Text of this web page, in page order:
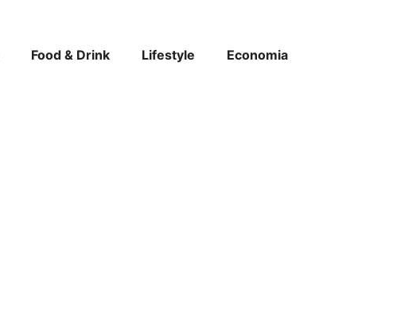
Food & Drink Lifestyle Economia